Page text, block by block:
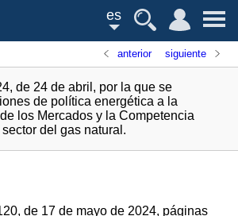
es
anterior siguiente
de 24 de abril, por la que se
de política energética a la
los Mercados y la Competencia
del gas natural.
de 17 de mayo de 2024, páginas